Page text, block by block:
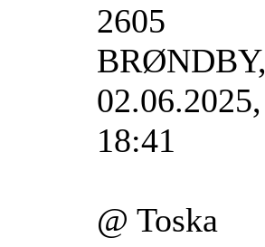
2605
BRØNDBY,
02.06.2025,
18:41
@ Toska